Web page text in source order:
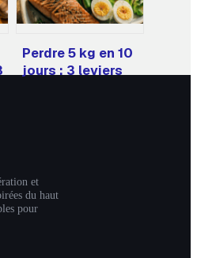
Perdre 5 kg en 10
jours : 3 leviers
et
du haut
pour